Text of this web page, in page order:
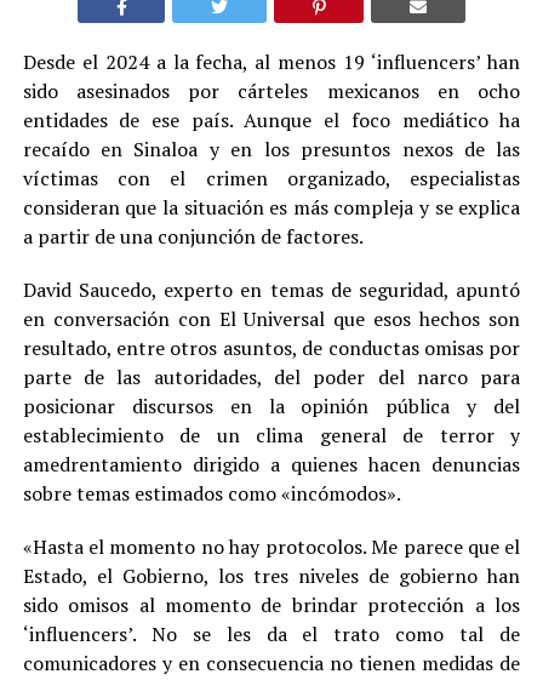
Desde el 2024 a la fecha, al menos 19 ‘influencers’ han
sido asesinados por cárteles mexicanos en ocho
entidades de ese país. Aunque el foco mediático ha
recaído en Sinaloa y en los presuntos nexos de las
víctimas con el crimen organizado, especialistas
consideran que la situación es más compleja y se explica
a partir de una conjunción de factores.
David Saucedo, experto en temas de seguridad, apuntó
en conversación con El Universal que esos hechos son
resultado, entre otros asuntos, de conductas omisas por
parte de las autoridades, del poder del narco para
posicionar discursos en la opinión pública y del
establecimiento de un clima general de terror y
amedrentamiento dirigido a quienes hacen denuncias
sobre temas estimados como «incómodos».
«Hasta el momento no hay protocolos. Me parece que el
Estado, el Gobierno, los tres niveles de gobierno han
sido omisos al momento de brindar protección a los
‘influencers’. No se les da el trato como tal de
comunicadores y en consecuencia no tienen medidas de